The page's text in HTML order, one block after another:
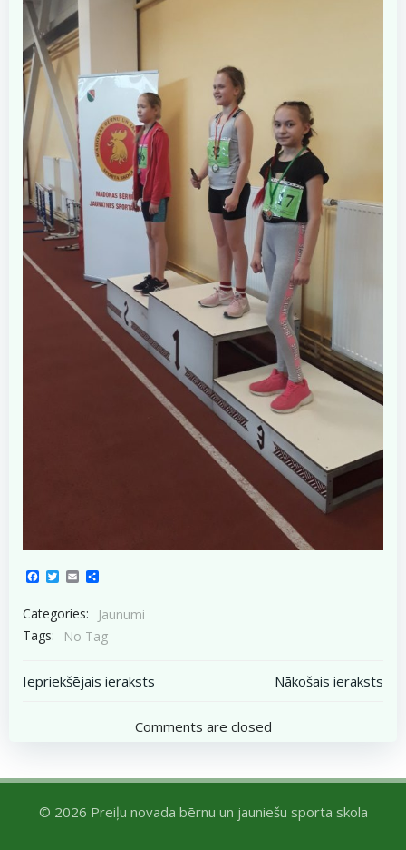
Facebook
Twitter
Email
Categories:
Jaunumi
Tags:
No Tag
Post
navigation
Iepriekšējais ieraksts
navigation
Nākošais ieraksts
Comments are closed
© 2026 Preiļu novada bērnu un jauniešu sporta skola